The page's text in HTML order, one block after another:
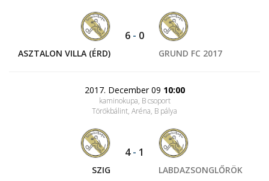
ASZTALON VILLA (ÉRD)
6 - 0
GRUND FC 2017
2017. December 09 10:00
kaminokupa, B csoport
Törökbálint, Aréna, B pálya
SZIG
4- 1
LABDAZSONGLŐRÖK